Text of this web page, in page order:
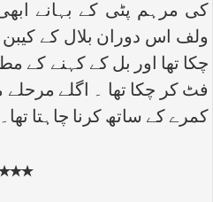
کی مرہم پٹی کے بہانے
ولف اس دوران بلال کے
چکا تھا اور بل کے کہنے کے
فٹ کر چکا تھا ۔ اگلے
کمرے کے ساتھ کرنا چاہتا تھا۔